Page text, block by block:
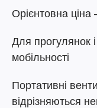
Орієнтовна
Для прогулянок
мобільності
Портативні
відрізняються